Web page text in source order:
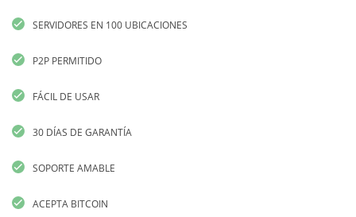
SERVIDORES EN 100 UBICACIONES
P2P PERMITIDO
FÁCIL DE USAR
30 DÍAS DE GARANTÍA
SOPORTE AMABLE
ACEPTA BITCOIN